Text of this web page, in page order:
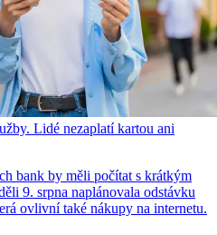
Lidé nezaplatí kartou ani
bank by měli počítat s krátkým
9. srpna naplánovala odstávku
ovlivní také nákupy na internetu.